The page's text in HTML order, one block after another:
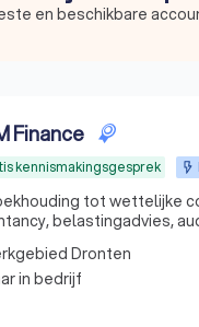
en beschikbare
Finance
kennismakingsgesprek
tot wettelijke
belastingadvies,
Dronten
in bedrijf